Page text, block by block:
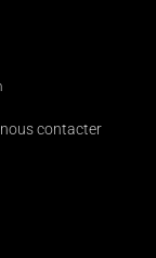
contacter